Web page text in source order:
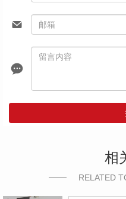
相
RELATED